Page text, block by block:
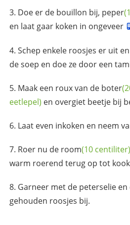
Doe er de bouillon bij, peper
en laat gaar koken in ongeveer
Schep enkele roosjes er uit
de soep en doe ze door een
Maak een roux van de boter
eetlepel) en overgiet beetje bij
Laat even inkoken en neem
Roer nu de room(10 centiliter)
warm roerend terug op tot
Garneer met de peterselie
gehouden roosjes bij.